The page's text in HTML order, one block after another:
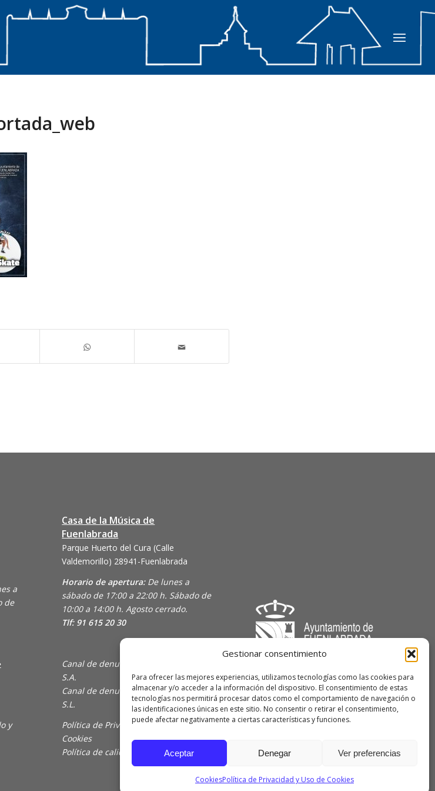
Gestionar consentimiento
Para ofrecer las mejores experiencias, utilizamos tecnologías como las cookies para
almacenar y/o acceder a la información del dispositivo. El consentimiento de estas
tecnologías nos permitirá procesar datos como el comportamiento de navegación o
las identificaciones únicas en este sitio. No consentir o retirar el consentimiento,
puede afectar negativamente a ciertas características y funciones.
Aceptar Denegar Ver preferencias
CookiesPolítica de Privacidad y Uso de Cookies
a
de
y
Casa de la Música de
Fuenlabrada
Parque Huerto del Cura (Calle
Valdemorillo) 28941-Fuenlabrada
Horario de apertura: De lunes a
sábado de 17:00 a 22:00 h. Sábado de
10:00 a 14:00 h. Agosto cerrado.
Tlf: 91 615 20 30
Canal de denuncias de Animajoven
S.A.
Canal de denuncias de En Clave Joven
S.L.
Política de Privacidad y Uso de
Cookies
Política de calidad